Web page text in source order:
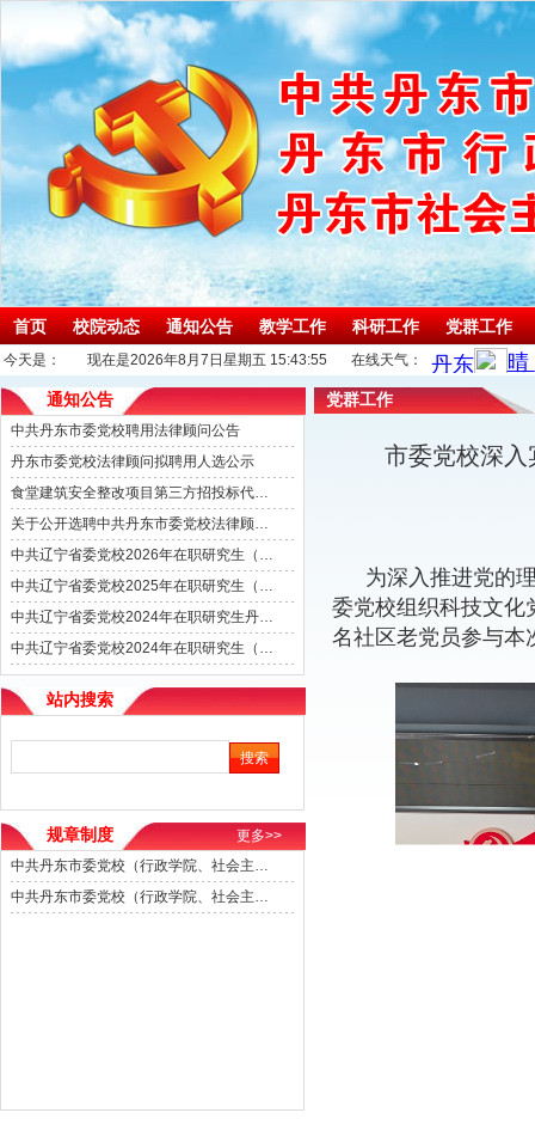
首页 校院动态 通知公告 教学工作 科研工作 党群工作
今天是： 现在是2026年8月7日星期五 15:43:56 在线天气：
通知公告
中共丹东市委党校聘用法律顾问公告
丹东市委党校法律顾问拟聘用人选公示
食堂建筑安全整改项目第三方招投标代理机构选取公告
关于公开选聘中共丹东市委党校法律顾问的公告
中共辽宁省委党校2026年在职研究生（丹东学区）招生简章
中共辽宁省委党校2025年在职研究生（丹东学区）招生简章
中共辽宁省委党校2024年在职研究生丹东学区现场确认通知
中共辽宁省委党校2024年在职研究生（丹东学区）招生简章
站内搜索
规章制度
更多>>
中共丹东市委党校（行政学院、社会主义学院）在职教师受邀外出活动管理办法（试行）
中共丹东市委党校（行政学院、社会主义学院）信息宣传工作管理办法
党群工作
市委党校深入
为深入推进党的
委党校组织科技文化
名社区老党员参与本